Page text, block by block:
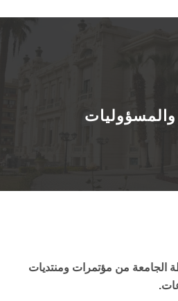
الرئيسية
والمسؤوليات
الجامعة من مؤتمرات ومنتديات
.